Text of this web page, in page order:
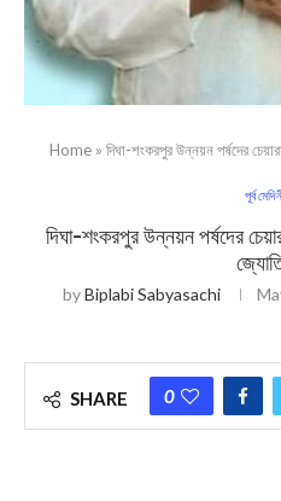
Home » দিঘা-শংকরপুর উন্নয়ন পর্ষদের
পূর্ব
দিঘা-শংকরপুর উন্নয়ন পর্ষদের
byBiplabi Sabyasachi
SHARE 0